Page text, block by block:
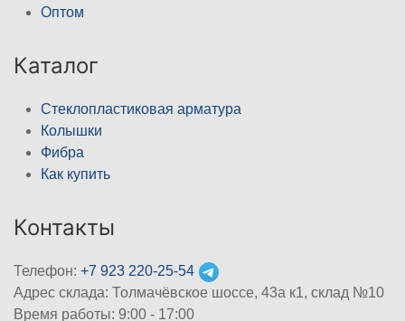
Оптом
Каталог
Стеклопластиковая арматура
Колышки
Фибра
Как купить
Контакты
Телефон: +7 923 220-25-54
Адрес склада: Толмачёвское шоссе, 43а к1, склад №10
Время работы: 9:00 - 17:00